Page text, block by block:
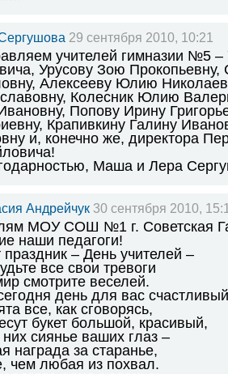
29 сентября 2010, 10:21
учителей гимназии №5
Урусову Зою Прокопьевну,
Алексееву Юлию
Колесник Юлию
Попову Ирину
Крапивкину Галину
и, конечно же, директора
Маша и Лера
Андрейчук 30 сентября 2010,
МОУ СОШ №1 г. Советская
наши педагоги!
праздник – День учителей –
все свои тревоги
смотрите веселей.
день для вас
все, как сговорясь,
букет большой, красивый,
сиянье ваших глаз –
награда за старанье,
чем любая из похвал.